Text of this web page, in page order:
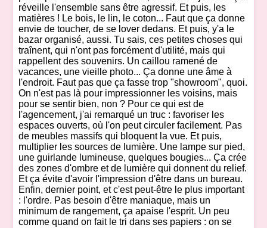
réveille l'ensemble sans être agressif. Et puis, les
matières ! Le bois, le lin, le coton... Faut que ça donne
envie de toucher, de se lover dedans. Et puis, y'a le
bazar organisé, aussi. Tu sais, ces petites choses qui
traînent, qui n'ont pas forcément d'utilité, mais qui
rappellent des souvenirs. Un caillou ramené de
vacances, une vieille photo... Ça donne une âme à
l'endroit. Faut pas que ça fasse trop "showroom", quoi.
On n'est pas là pour impressionner les voisins, mais
pour se sentir bien, non ? Pour ce qui est de
l'agencement, j'ai remarqué un truc : favoriser les
espaces ouverts, où l'on peut circuler facilement. Pas
de meubles massifs qui bloquent la vue. Et puis,
multiplier les sources de lumière. Une lampe sur pied,
une guirlande lumineuse, quelques bougies... Ça crée
des zones d'ombre et de lumière qui donnent du relief.
Et ça évite d'avoir l'impression d'être dans un bureau.
Enfin, dernier point, et c'est peut-être le plus important
: l'ordre. Pas besoin d'être maniaque, mais un
minimum de rangement, ça apaise l'esprit. Un peu
comme quand on fait le tri dans ses papiers : on se